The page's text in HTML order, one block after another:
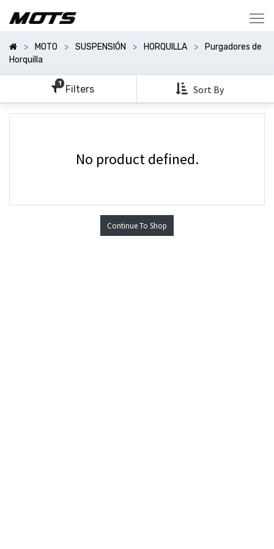
MOTO SUSPENSIÓN HORQUILLA
Purgadores de
Horquilla
1 Filters Sort By
Categorías
Mostrar
Opciones
No product defined.
Continue To Shop